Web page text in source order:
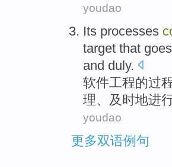
youdao
Its processes
target that
and duly.
软件工程的过
理、 及时地进
youdao
更多双语例句